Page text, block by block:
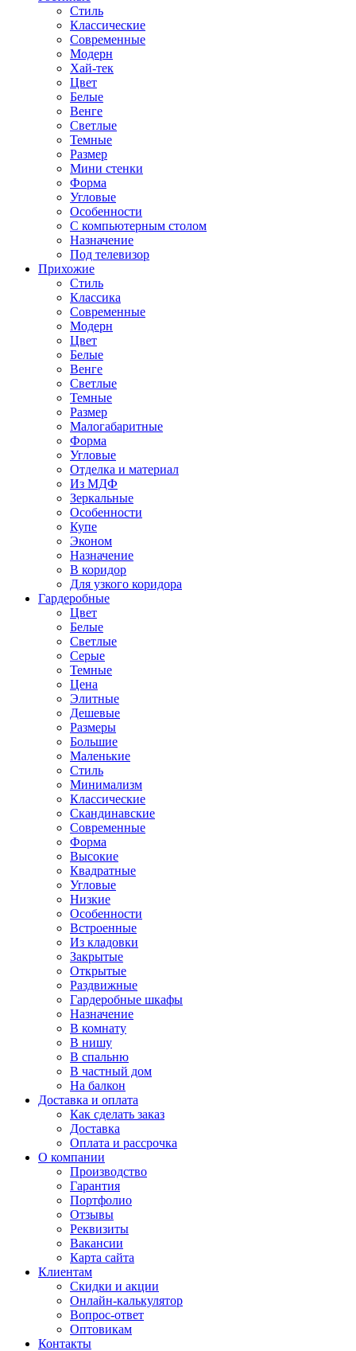
Стиль
Классические
Современные
Модерн
Хай-тек
Цвет
Белые
Венге
Светлые
Темные
Размер
Мини стенки
Форма
Угловые
Особенности
С компьютерным столом
Назначение
Под телевизор
Прихожие
Стиль
Классика
Современные
Модерн
Цвет
Белые
Венге
Светлые
Темные
Размер
Малогабаритные
Форма
Угловые
Отделка и материал
Из МДФ
Зеркальные
Особенности
Купе
Эконом
Назначение
В коридор
Для узкого коридора
Гардеробные
Цвет
Белые
Светлые
Серые
Темные
Цена
Элитные
Дешевые
Размеры
Большие
Маленькие
Стиль
Минимализм
Классические
Скандинавские
Современные
Форма
Высокие
Квадратные
Угловые
Низкие
Особенности
Встроенные
Из кладовки
Закрытые
Открытые
Раздвижные
Гардеробные шкафы
Назначение
В комнату
В нишу
В спальню
В частный дом
На балкон
Доставка и оплата
Как сделать заказ
Доставка
Оплата и рассрочка
О компании
Производство
Гарантия
Портфолио
Отзывы
Реквизиты
Вакансии
Карта сайта
Клиентам
Скидки и акции
Онлайн-калькулятор
Вопрос-ответ
Оптовикам
Контакты